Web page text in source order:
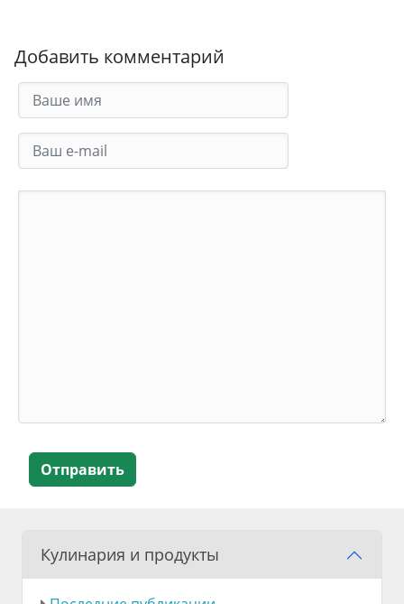
Добавить комментарий
Отправить
Кулинария и продукты